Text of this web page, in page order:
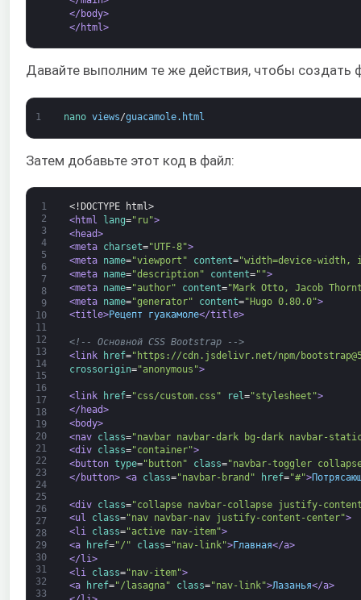
</body>
</html>
Давайте выполним те же действия, чтобы создать
1 nano views/guacamole. html
Затем добавьте этот код в файл:
1
2
3
4
5
6
7
8
9
10
11
12
13
14
15
16
17
18
19
20
21
22
23
24
25
26
27
28
29
30
31
32
33
<!DOCTYPE html>
<html
lang="ru">
<head>
<meta charset="UTF-8">
<meta name="viewport" content="width=device-
<meta name="description" content="">
<meta name="author" content="Mark Otto, Jacob
<meta name="generator" content="Hugo 0.80.0">
<title>Рецепт гуакамоле</title>
<!-- Основной CSS Bootstrap -->
<link
href="https://cdn.jsdelivr.net/npm/
crossorigin="anonymous">
<link href="css/custom.css" rel="stylesheet">
</head>
<body>
<nav class="navbar navbar-dark bg-dark navbar-
<div class="container">
<button type="button" class="navbar-toggler
</button> <a class="navbar-brand" href="#">
<div class="collapse navbar-collapse justify-
<ul
class="nav navbar-nav justify-content-center">
<li class="active nav-item">
<a
href="/" class="nav-link">Главная</a>
</li>
<li
class="nav-item">
<a
href="/lasagna" class="nav-link">Лазанья</a>